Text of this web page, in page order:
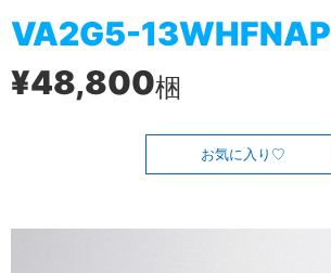
VA2G5-13WHFNAP
¥48,800梱
お気に入り